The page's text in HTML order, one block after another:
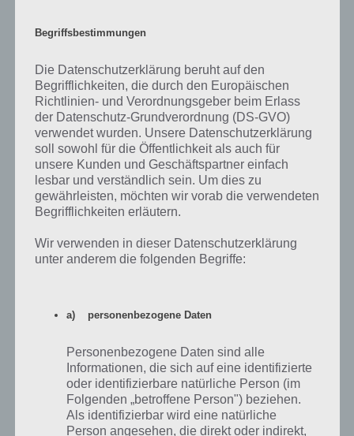
wie im Trailer Video:
herunterladen
Road Smash 2 ist sicher nicht für jeden etwas. Wer aber auf
Verfolgungsjagden und actionreiche Rennspiele steht, der kann sich
Road Smash 2 im Google Play Store mal genauer anschauen. Mit 3,9
Sternen kommt das Spiel auch bei anderen gut an, die schlechten
Bewertungen gehen auf Abbrüche und eines Nicht-Starten der Spiele
Begriffsbestimmungen
Die Datenschutzerklärung beruht auf den
Begrifflichkeiten, die durch den Europäischen
Richtlinien- und Verordnungsgeber beim Erlass
der Datenschutz-Grundverordnung (DS-GVO)
verwendet wurden. Unsere Datenschutzerklärung
soll sowohl für die Öffentlichkeit als auch für
unsere Kunden und Geschäftspartner einfach
lesbar und verständlich sein. Um dies zu
gewährleisten, möchten wir vorab die verwendeten
Begrifflichkeiten erläutern.
Wir verwenden in dieser Datenschutzerklärung
unter anderem die folgenden Begriffe:
a) personenbezogene Daten
Personenbezogene Daten sind alle
Informationen, die sich auf eine identifizierte
oder identifizierbare natürliche Person (im
Folgenden „betroffene Person") beziehen.
Als identifizierbar wird eine natürliche
Person angesehen, die direkt oder indirekt,